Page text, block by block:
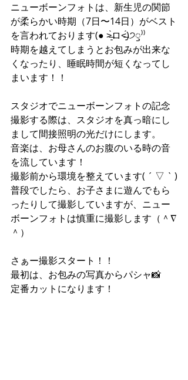
ニューボーンフォトは、新生児の関節
が柔らかい時期（7日〜14日）がベスト
を言われております(● ˃̶͈̀ロ˂̶͈́)੭ꠥ⁾⁾
時期を越えてしまうとお包みが出来な
くなったり、睡眠時間が短くなってし
まいます！！
スタジオでニューボーンフォトの記念
撮影する際は、スタジオを真っ暗にし
まして間接照明の光だけにします。
音楽は、お母さんのお腹のいる時の音
を流しています！
撮影前から環境を整えています( ´ ▽ ` )
普段でしたら、お子さまに遊んでもら
ったりして撮影していますが、ニュー
ボーンフォトは慎重に撮影します（＾∇
＾）
さぁー撮影スタート！！
最初は、お包みの写真からパシャ📸
定番カットになります！